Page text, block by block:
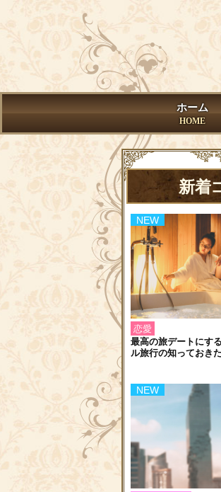
新着
最高の旅デートにす
ル旅行の知っておき
恋愛
NEW
NEW
ホーム
HOME